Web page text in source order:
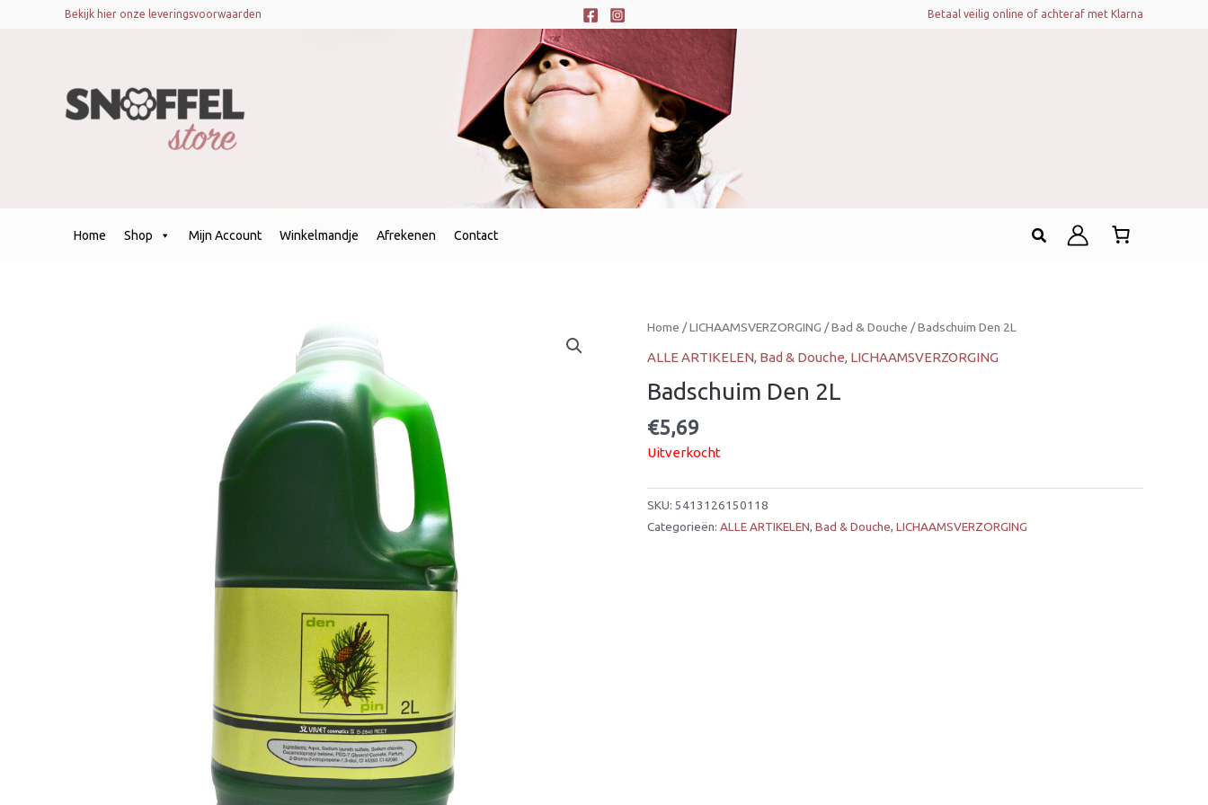
Bekijk hier onze leveringsvoorwaarden Betaal veilig online of achteraf met Klarna
Home Shop Mijn Account Winkelmandje Afrekenen Contact Zoeken
Home /LICHAAMSVERZORGING /Bad & Douche / Badschuim Den 2L
ALLE ARTIKELEN, Bad & Douche, LICHAAMSVERZORGING
Badschuim Den 2L
€5,69
Uitverkocht
SKU: 5413126150118
Categorieën: ALLE ARTIKELEN, Bad & Douche, LICHAAMSVERZORGING